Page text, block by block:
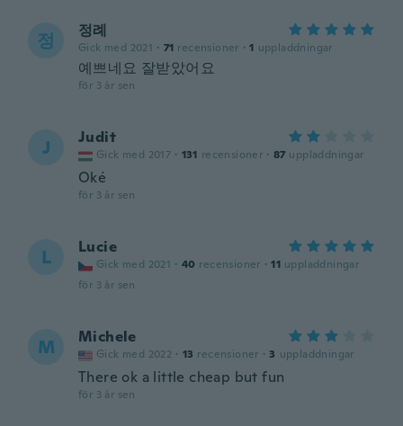
정 정례
Gick med 2021 · 71 recensioner · 1 uppladdningar
예쁘네요 잘받았어요
för 3 år sen
J Judit
Gick med 2017 · 131 recensioner · 87 uppladdningar
Oké
för 3 år sen
L Lucie
Gick med 2021 · 40 recensioner · 11 uppladdningar
för 3 år sen
M Michele
Gick med 2022 · 13 recensioner · 3 uppladdningar
There ok a little cheap but fun
för 3 år sen